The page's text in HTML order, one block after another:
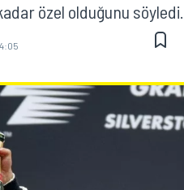
özel olduğunu söyledi.